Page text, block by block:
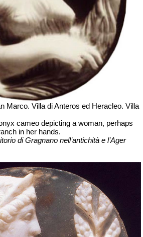
Marco. Villa di Anteros ed Heracleo. Villa
cameo depicting a woman, perhaps
in her hands.
di Gragnano nell’antichità e l’Ager